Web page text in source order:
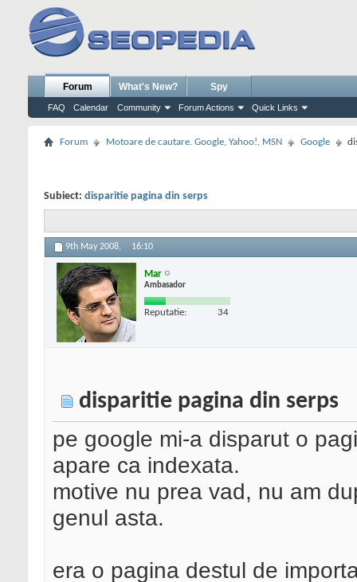
Forum
FAQ Calendar Community Forum Actions Quick Links
What's New? Spy
Forum Motoare de cautare. Google, Yahoo!, MSN Google
Subiect: disparitie pagina din serps
9th May 2008, 16:10
Mar
Ambasador
Reputatie: 34
disparitie pagina din serps
pe google mi-a disparut o
apare ca indexata.
motive nu prea vad, nu am
genul asta.
era o pagina destul de